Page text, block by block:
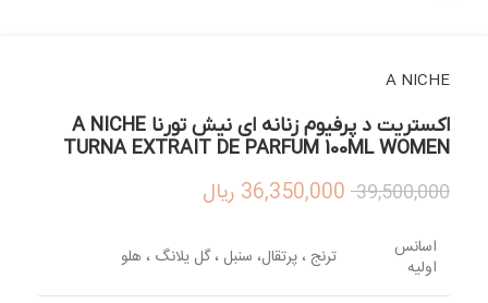
A NICHE
اکستریت د پرفیوم زنانه ای نیش تورنا A NICHE
TURNA EXTRAIT DE PARFUM 100ML WOMEN
39,500,000
36,350,000 ریال
اسانس
اولیه ترنج ، پرتقال، سنبل ، گل یلانگ ، هلو